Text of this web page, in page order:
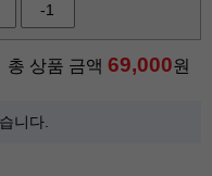
-1
총 상품 금액 69,000원
니다.